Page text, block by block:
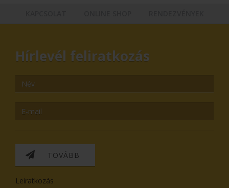
Hírlevél feliratkozás
TOVÁBB
Leiratkozás